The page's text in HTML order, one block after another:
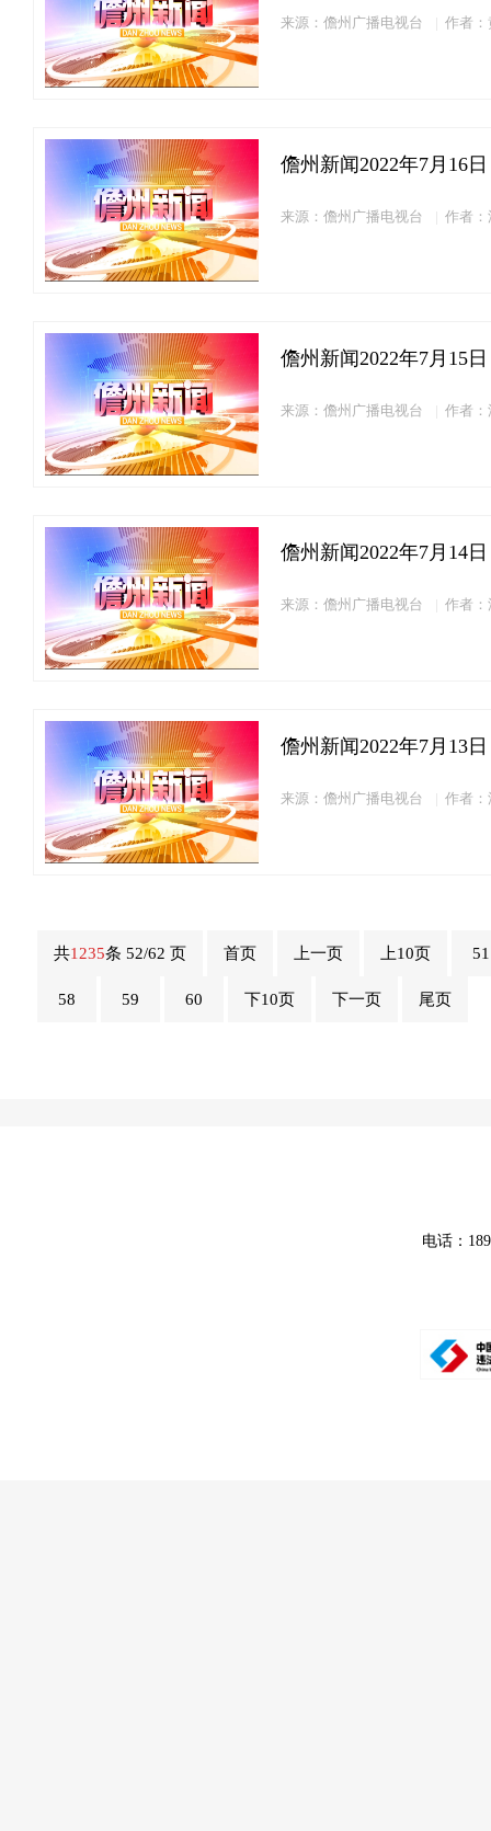
来源：儋州广播电视台 作者：
儋州新闻2022年7月16日
来源：儋州广播电视台 作者：
儋州新闻2022年7月15日
来源：儋州广播电视台 作者：
儋州新闻2022年7月14日
来源：儋州广播电视台 作者：
儋州新闻2022年7月13日
来源：儋州广播电视台 作者：
共1235条 52/62 页 首页 上一页 上10页
58 59 60 下10页 下一页 尾页
电话：